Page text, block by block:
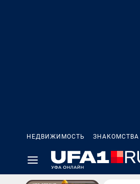
НЕДВИЖИМОСТЬ ЗНАКОМСТВА